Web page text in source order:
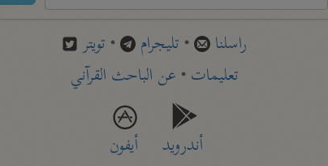
راسلنا • تليجرام • تويتر
تعليمات• عن الباحث القرآني
أندرويد
أيفون